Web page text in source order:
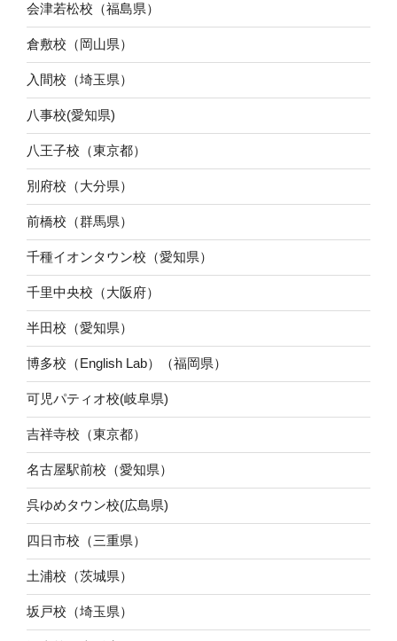
会津若松校（福島県）
倉敷校（岡山県）
入間校（埼玉県）
八事校(愛知県)
八王子校（東京都）
別府校（大分県）
前橋校（群馬県）
千種イオンタウン校（愛知県）
千里中央校（大阪府）
半田校（愛知県）
博多校（English Lab）（福岡県）
可児パティオ校(岐阜県)
吉祥寺校（東京都）
名古屋駅前校（愛知県）
呉ゆめタウン校(広島県)
四日市校（三重県）
土浦校（茨城県）
坂戸校（埼玉県）